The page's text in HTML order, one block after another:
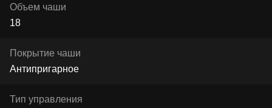
Объем чаши
18
Покрытие чаши
Антипригарное
Тип управления